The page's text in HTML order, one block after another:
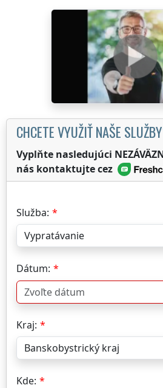
CHCETE VYUŽIŤ NAŠE
Vyplňte nasledujúci
nás kontaktujte cez
Služba:
Dátum:
Kraj:
Kde: